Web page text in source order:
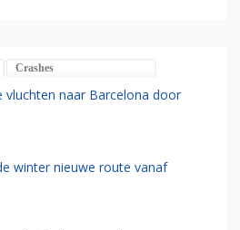
Crashes
vluchten naar Barcelona door
winter nieuwe route vanaf